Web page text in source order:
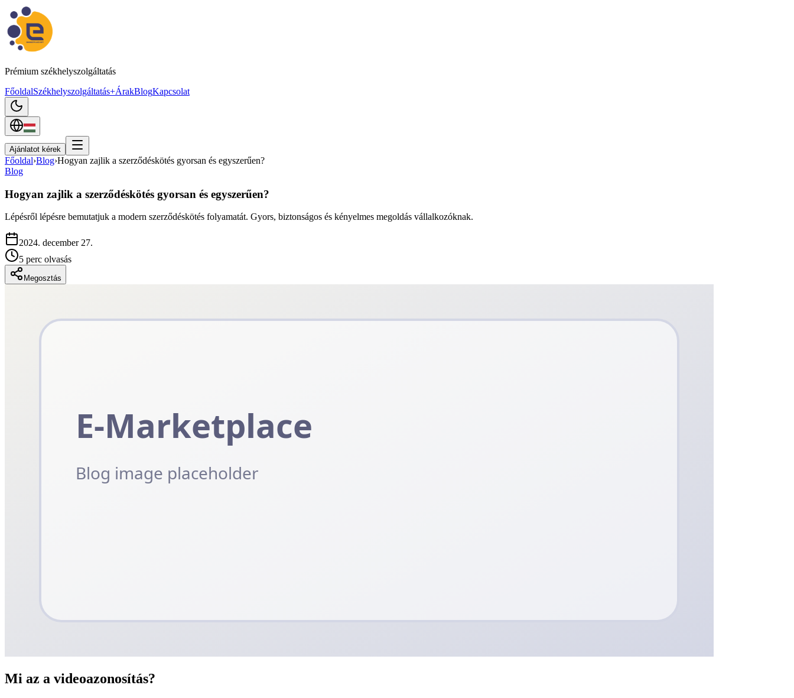
Prémium székhelyszolgáltatás
FőoldalSzékhelyszolgáltatás+ÁrakBlogKapcsolat
Ajánlatot kérek
Főoldal›Blog›Hogyan zajlik a szerződéskötés gyorsan és egyszerűen?
Blog
Hogyan zajlik a szerződéskötés gyorsan és egyszerűen?
Lépésről lépésre bemutatjuk a modern szerződéskötés folyamatát. Gyors, biztonságos és kényelmes megoldás vállalkozóknak.
2024. december 27.
5 perc olvasás
Megosztás
Mi az a videoazonosítás?